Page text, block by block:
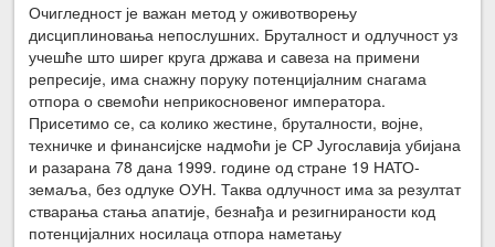
Очигледност је важан метод у оживотворењу
дисциплиновања непослушних. Бруталност и одлучност уз
учешће што ширег круга држава и савеза на примени
репресије, има снажну поруку потенцијалним снагама
отпора о свемоћи неприкосновеног императора.
Присетимо се, са колико жестине, бруталности, војне,
техничке и финансијске надмоћи је СР Југославија убијана
и разарана 78 дана 1999. године од стране 19 НАТО-
земаља, без одлуке ОУН. Таква одлучност има за резултат
стварања стања апатије, безнађа и резигнираности код
потенцијалних носилаца отпора наметању